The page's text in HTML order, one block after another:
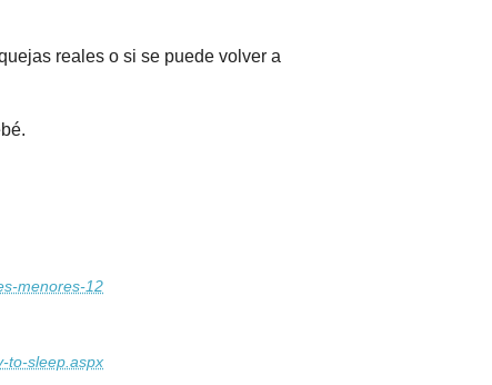
reales o si se puede volver a
menores-12
to-sleep.aspx